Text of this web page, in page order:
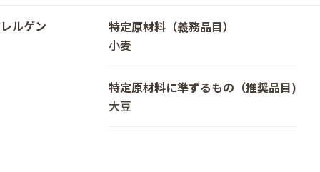
ルゲン
特定原材料（義務品目）
小麦
特定原材料に準ずるもの（推奨品目)
大豆